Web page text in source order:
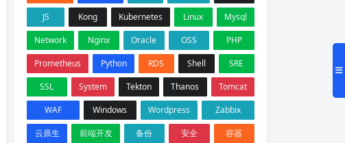
JS
Kong Kubernetes Linux
Mysql
Network
Nginx Oracle OSS
PHP
Prometheus
Python RDS Shell
SRE
SSL
System Tekton Thanos
Tomcat
WAF
Windows Wordpress
Zabbix
云原生
前端开发 备份 安全
容器